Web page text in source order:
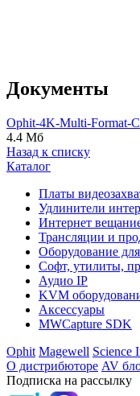
Документы
Ophit-4K-Multi-Format-
4.4 Мб
Назад к списку
Каталог
Платы
Удлинители
Интернет
Трансляции и
Оборудование
Софт, утилиты,
Аудио IP
KVM
Аксессуары
MWCapture SDK
Ophit Magewell Science
О дистрибюторе AV
Подписка на рассылку